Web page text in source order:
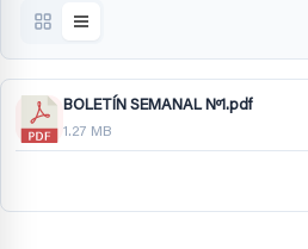
BOLETÍN SEMANAL Nº1.pdf
1.27 MB